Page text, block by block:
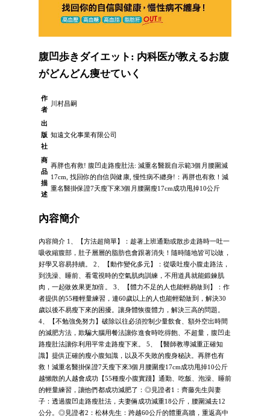
腹凹歩きダイエット: 内科医が教えるお腹
がどんどん痩せていく
作
者
川村昌嗣
出
版
社
知遠文化事業有限公司
商
品
描
述
再胖也有救! 腹凹走路瘦肚法: 減重名醫親自示範3個月腰圍減
17cm, 找回你的自信與健康, 慢性病不纏身!：再胖也有救！減
重名醫掛保證7天瘦下來3個月腰圍瘦17cm成功甩掉10公斤
內容簡介
內容簡介 1、【方法超簡單】：趁著上班通勤或散步走路時一吐一
吸收縮腹部，肚子層層的脂肪也會跟著消失！隨時隨地皆可以做，
好學又容易持續。 2、【動作變化多元】：從吸吐瘦小腹走路法，
到洗澡、睡前、看電視時的空氣肌肉訓練，不用道具就能鍛鍊肌
肉，一起做效果更加倍。 3、【體力不足的人也能輕易做到】：作
者提供的55種輕量練習，連60歲以上的人也能輕鬆做到，解決30
歲以後不易瘦下來的困擾。讓身體恢復體力，解決三高的問題。
4、【不勉強免努力】破除以往必須控制少量飲食、額外空出時間
的減肥方法，欺騙大腦用餐法讓你進食時吃得飽、不超量，腹凹走
路瘦肚法讓你利用平常走路瘦下來。 5、【醫師教導減重正確知
識】提供正確的瘦小腹知識，以及不失敗的瘦身秘訣。再胖也有
救！減重名醫掛保證7天瘦下來3個月腰圍瘦17cm成功甩掉10公斤
越懶散的人越會成功【55種瘦小腹實踐】通勤、吃飯、泡澡、睡前
的輕量練習，讓他們都成功減肥了：◎見證者1：齊藤先生與妻
子：透過腹凹走路瘦肚法，夫妻倆成功減重18公斤，腰圍減去12
公分。◎見證者2：松林先生：跨越60公斤的體重高牆，重返高中